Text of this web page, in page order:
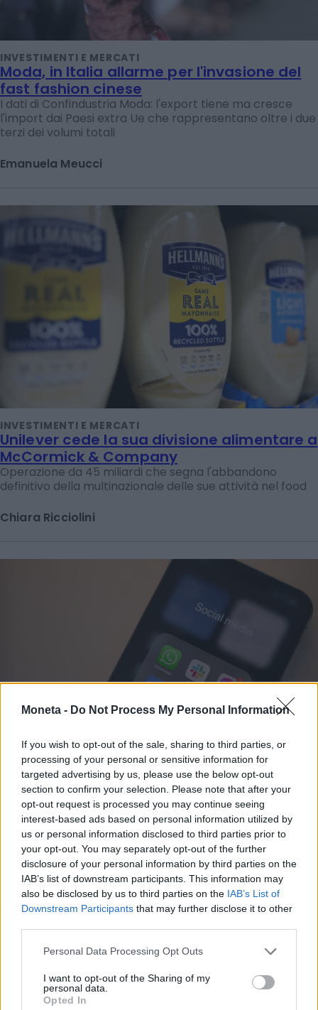
Moneta - Do Not Process My Personal Information
If you wish to opt-out of the sale, sharing to third parties, or
processing of your personal or sensitive information for
targeted advertising by us, please use the below opt-out
section to confirm your selection. Please note that after your
opt-out request is processed you may continue seeing
interest-based ads based on personal information utilized by
us or personal information disclosed to third parties prior to
your opt-out. You may separately opt-out of the further
disclosure of your personal information by third parties on the
IAB’s list of downstream participants. This information may
also be disclosed by us to third parties on the IAB’s List of
Downstream Participants that may further disclose it to other
Personal Data Processing Opt Outs
I want to opt-out of the Sharing of my
personal data.
Opted In
INVESTIMENTI E MERCATI
Moda, in Italia allarme per l'invasione del
fast fashion cinese
I dati di Confindustria Moda: l'export tiene ma cresce
l'import dai Paesi extra Ue che rappresentano oltre i due
terzi dei volumi totali
Emanuela Meucci
INVESTIMENTI E MERCATI
Unilever cede la sua divisione alimentare a
McCormick & Company
Operazione da 45 miliardi che segna l'abbandono
definitivo della multinazionale delle sue attività nel food
Chiara Ricciolini
INVESTIMENTI E MERCATI
Influencer maestrini dalle orecchie
d’asino: promettono guadagni ma
finiscono multati
Antitrust e GdF stringono le maglie sui presunti esperti di
finanza sui social: dietro le promesse di guadagni facili e
sicuri per tutti si nascondono finti follower e pubblicità
ingannevoli mascherate
Manuela Messina